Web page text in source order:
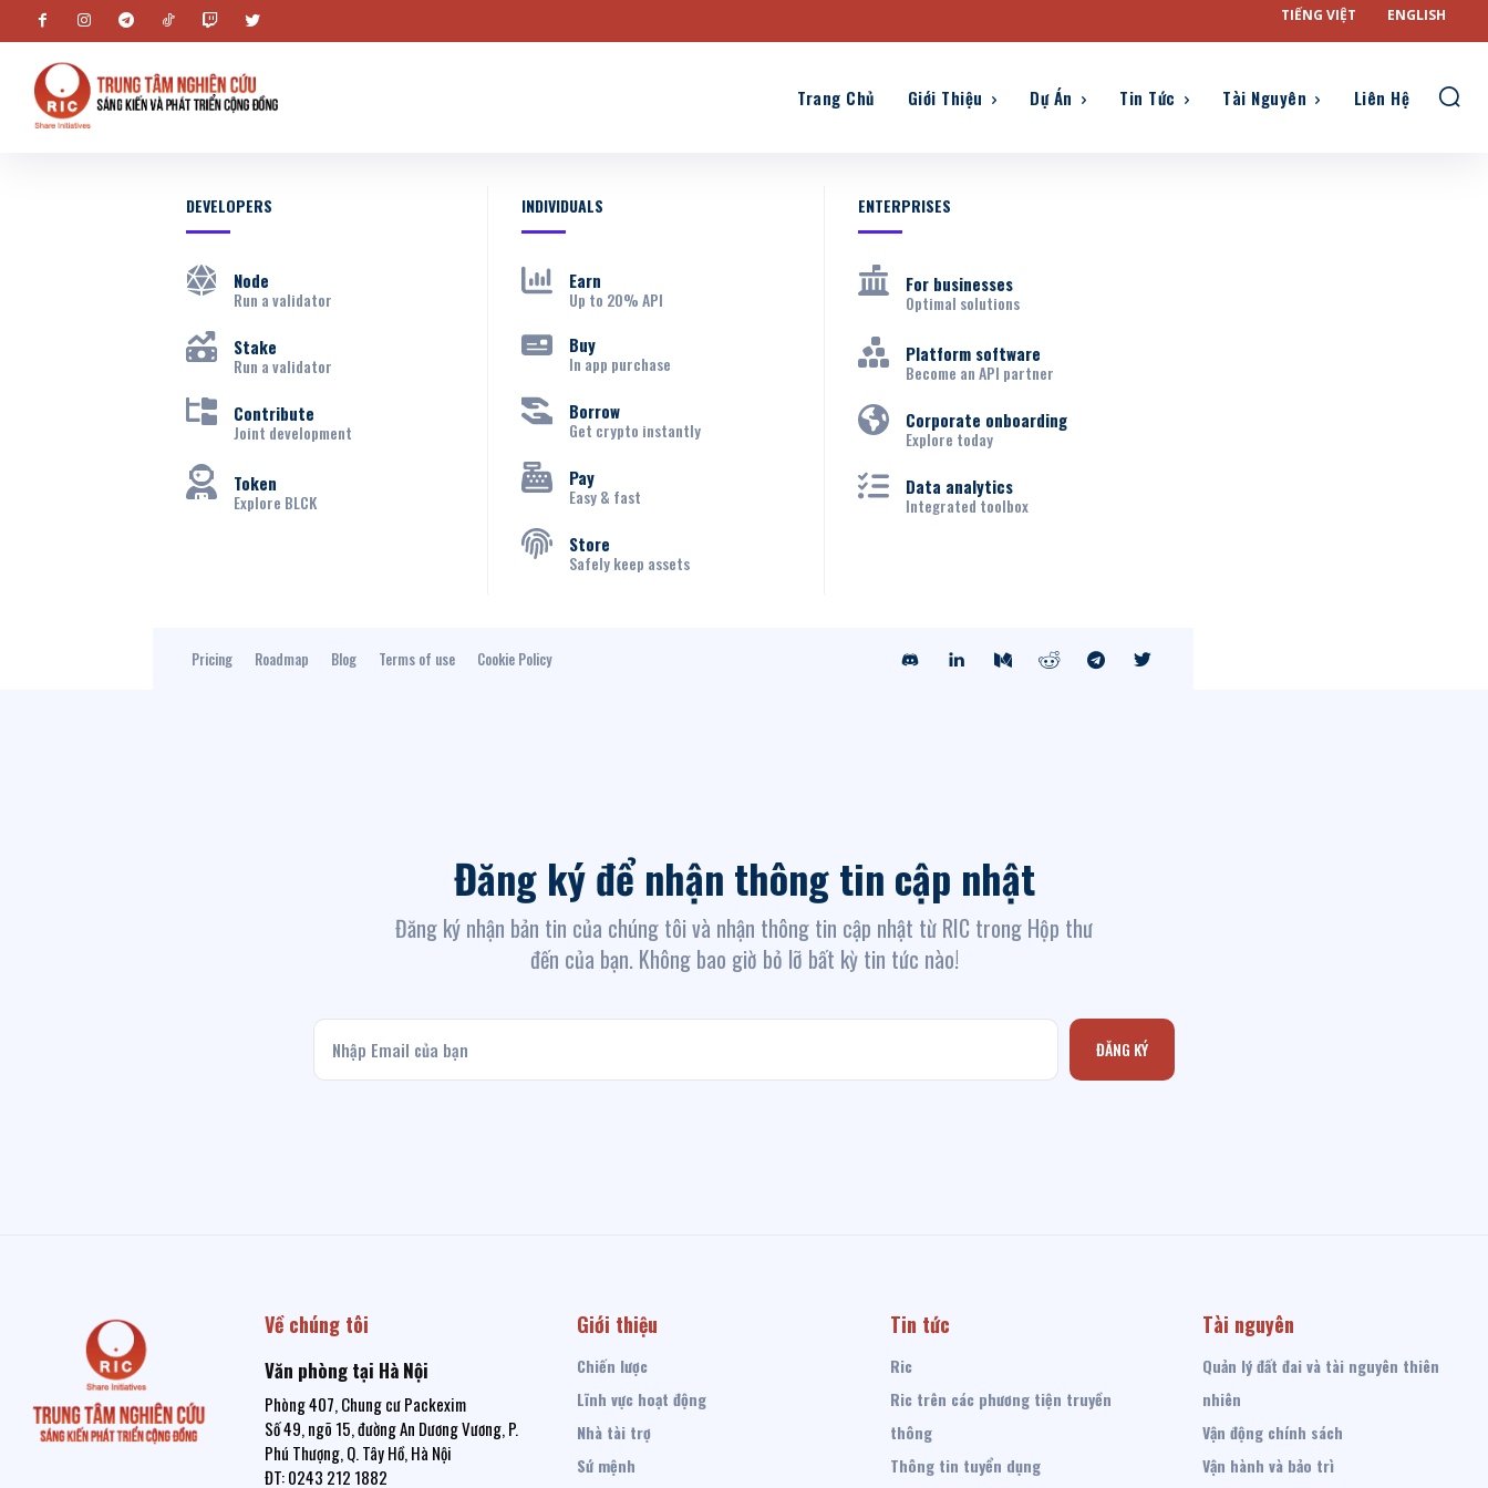
TIẾNG VIỆT ENGLISH
Trang Chủ Giới Thiệu Dự Án Tin Tức Tài Nguyên Liên Hệ
DEVELOPERS
Node
Run a validator
Stake
Run a validator
Contribute
Joint development
Token
Explore BLCK
INDIVIDUALS
Earn
Up to 20% API
Buy
In app purchase
Borrow
Get crypto instantly
Pay
Easy & fast
Store
Safely keep assets
ENTERPRISES
For businesses
Optimal solutions
Platform software
Become an API partner
Corporate onboarding
Explore today
Data analytics
Integrated toolbox
Pricing Roadmap Blog Terms of use Cookie Policy
Đăng ký để nhận thông tin cập nhật
Đăng ký nhận bản tin của chúng tôi và nhận thông tin cập nhật từ RIC trong Hộp thư
đến của bạn. Không bao giờ bỏ lỡ bất kỳ tin tức nào!
ĐĂNG KÝ
Về chúng tôi
Văn phòng tại Hà Nội
Phòng 407, Chung cư Packexim
Số 49, ngõ 15, đường An Dương Vương, P.
Phú Thượng, Q. Tây Hồ, Hà Nội
ĐT: 0243 212 1882
Giới thiệu
Chiến lược
Lĩnh vực hoạt động
Nhà tài trợ
Sứ mệnh
Tin tức
Ric
Ric trên các phương tiện truyền
thông
Thông tin tuyển dụng
Tài nguyên
Quản lý đất đai và tài nguyên thiên
nhiên
Vận động chính sách
Vận hành và bảo trì